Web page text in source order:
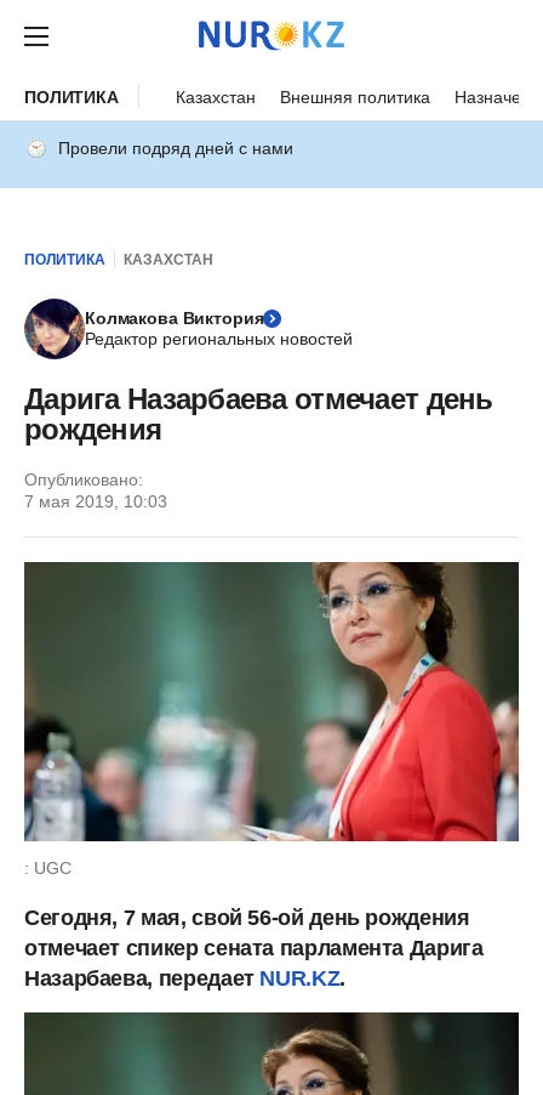
ПОЛИТИКА Казахстан Внешняя политика
Провели подряд дней с нами
ПОЛИТИКА КАЗАХСТАН
Колмакова Виктория
Редактор региональных новостей
Дарига Назарбаева отмечает день
рождения
Опубликовано:
7 мая 2019, 10:03
: UGC
Сегодня, 7 мая, свой 56-ой день рождения
отмечает спикер сената парламента Дарига
Назарбаева, передает NUR.KZ.